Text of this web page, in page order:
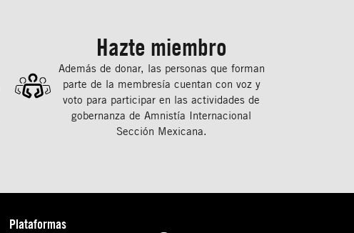
Hazte miembro
Además de donar, las personas que forman
parte de la membresía cuentan con voz y
voto para participar en las actividades de
gobernanza de Amnistía Internacional
Sección Mexicana.
Plataformas